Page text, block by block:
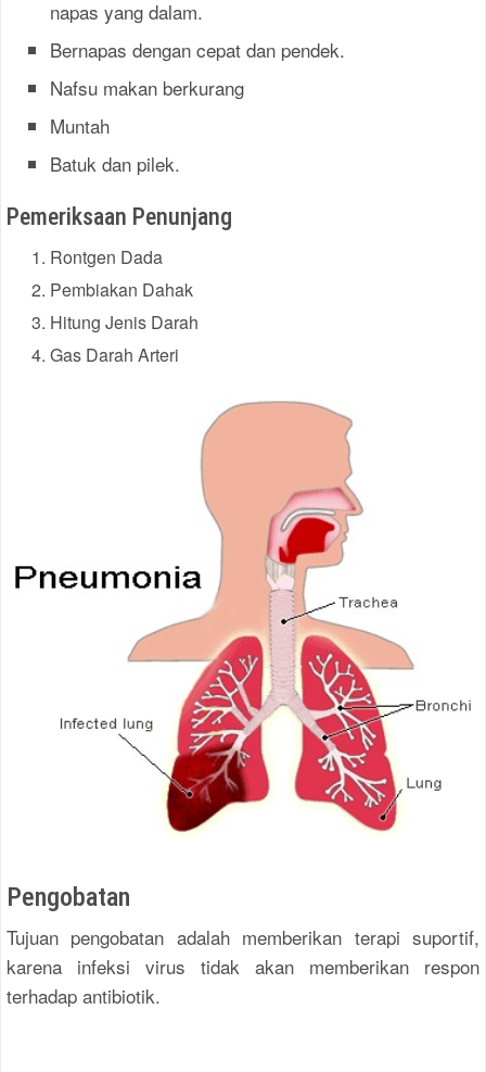
napas yang dalam.
Bernapas dengan cepat dan pendek.
Nafsu makan berkurang
Muntah
Batuk dan pilek.
Pemeriksaan Penunjang
Rontgen Dada
Pembiakan Dahak
Hitung Jenis Darah
Gas Darah Arteri
Pengobatan
Tujuan pengobatan adalah memberikan terapi suportif,
karena infeksi virus tidak akan memberikan respon
terhadap antibiotik.